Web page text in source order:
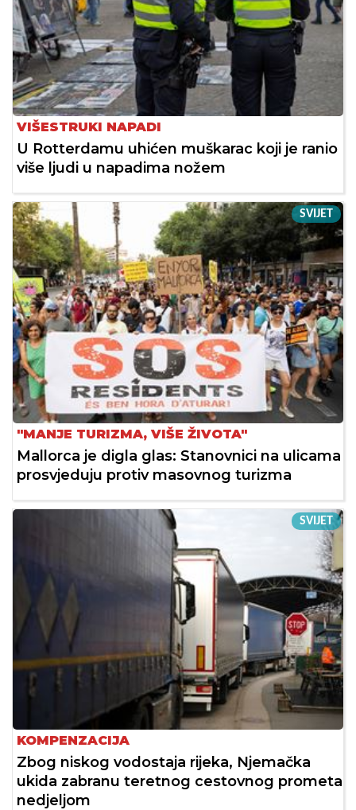
VIŠESTRUKI NAPADI
U Rotterdamu uhićen muškarac koji je ranio
više ljudi u napadima nožem
SVIJET
"MANJE TURIZMA, VIŠE ŽIVOTA"
Mallorca je digla glas: Stanovnici na ulicama
prosvjeduju protiv masovnog turizma
SVIJET
KOMPENZACIJA
Zbog niskog vodostaja rijeka, Njemačka
ukida zabranu teretnog cestovnog prometa
nedjeljom